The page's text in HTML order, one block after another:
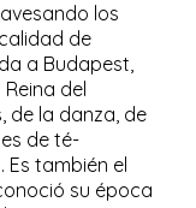
los
de
a Budapest,
del
de la danza, de
de té-
Es también el
su época